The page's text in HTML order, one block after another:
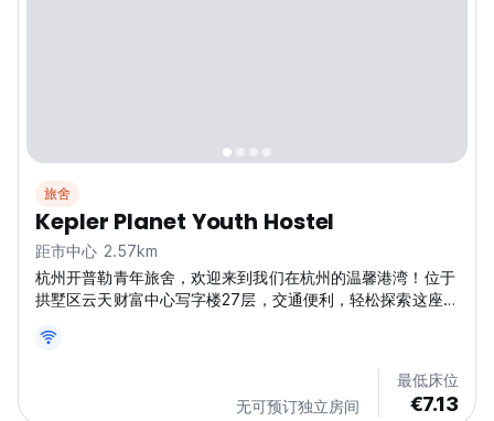
旅舍
Kepler Planet Youth Hostel
距市中心 2.57km
杭州开普勒青年旅舍，欢迎来到我们在杭州的温馨港湾！位于
拱墅区云天财富中心写字楼27层，交通便利，轻松探索这座城
口步行五六分钟。西湖直线距离2公里，地铁三站，杭州东站
距离3公里，地铁三站就到，杭州站距离3公里，地铁两站就
到，西湖文化广场距离1.5公里，地铁两站，50米内有两个公
交站台，步行100m即可前往京杭大运河，周边美食娱乐一应
无可预订独立房间
最低床位
€7.13